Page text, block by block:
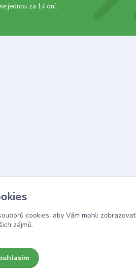
jednou za 14 dní.
cookies, aby Vám mohli zobrazovat
zájmů.